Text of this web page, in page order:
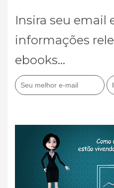
Insira seu email
informações
ebooks...